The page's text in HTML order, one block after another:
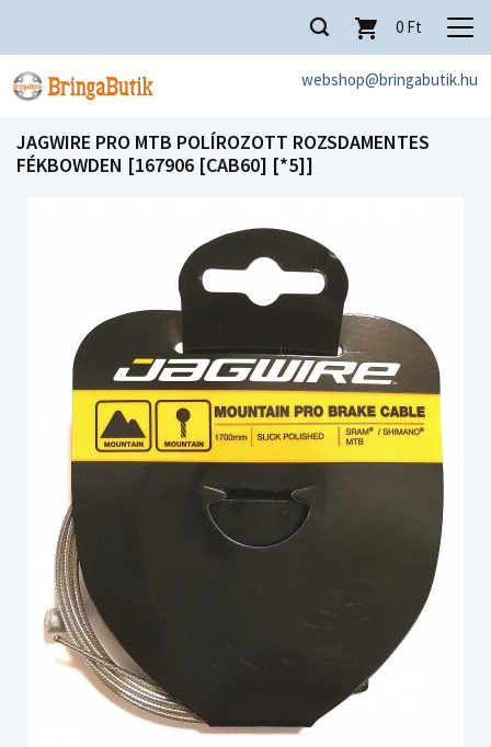
webshop@bringabutik.hu
0 Ft
JAGWIRE PRO MTB POLÍROZOTT ROZSDAMENTES
FÉKBOWDEN [167906 [CAB60] [*5]]